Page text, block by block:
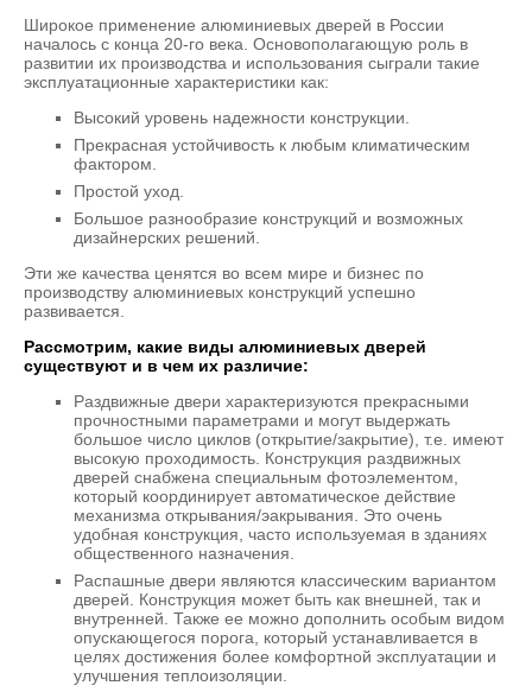
Широкое применение алюминиевых дверей в России
началось с конца 20-го века. Основополагающую роль в
развитии их производства и использования сыграли такие
эксплуатационные характеристики как:
Высокий уровень надежности конструкции.
Прекрасная устойчивость к любым климатическим
фактором.
Простой уход.
Большое разнообразие конструкций и возможных
дизайнерских решений.
Эти же качества ценятся во всем мире и бизнес по
производству алюминиевых конструкций успешно
развивается.
Рассмотрим, какие виды алюминиевых дверей
существуют и в чем их различие:
Раздвижные двери характеризуются прекрасными
прочностными параметрами и могут выдержать
большое число циклов (открытие/закрытие), т.е. имеют
высокую проходимость. Конструкция раздвижных
дверей снабжена специальным фотоэлементом,
который координирует автоматическое действие
механизма открывания/эакрывания. Это очень
удобная конструкция, часто используемая в зданиях
общественного назначения.
Распашные двери являются классическим вариантом
дверей. Конструкция может быть как внешней, так и
внутренней. Также ее можно дополнить особым видом
опускающегося порога, который устанавливается в
целях достижения более комфортной эксплуатации и
улучшения теплоизоляции.